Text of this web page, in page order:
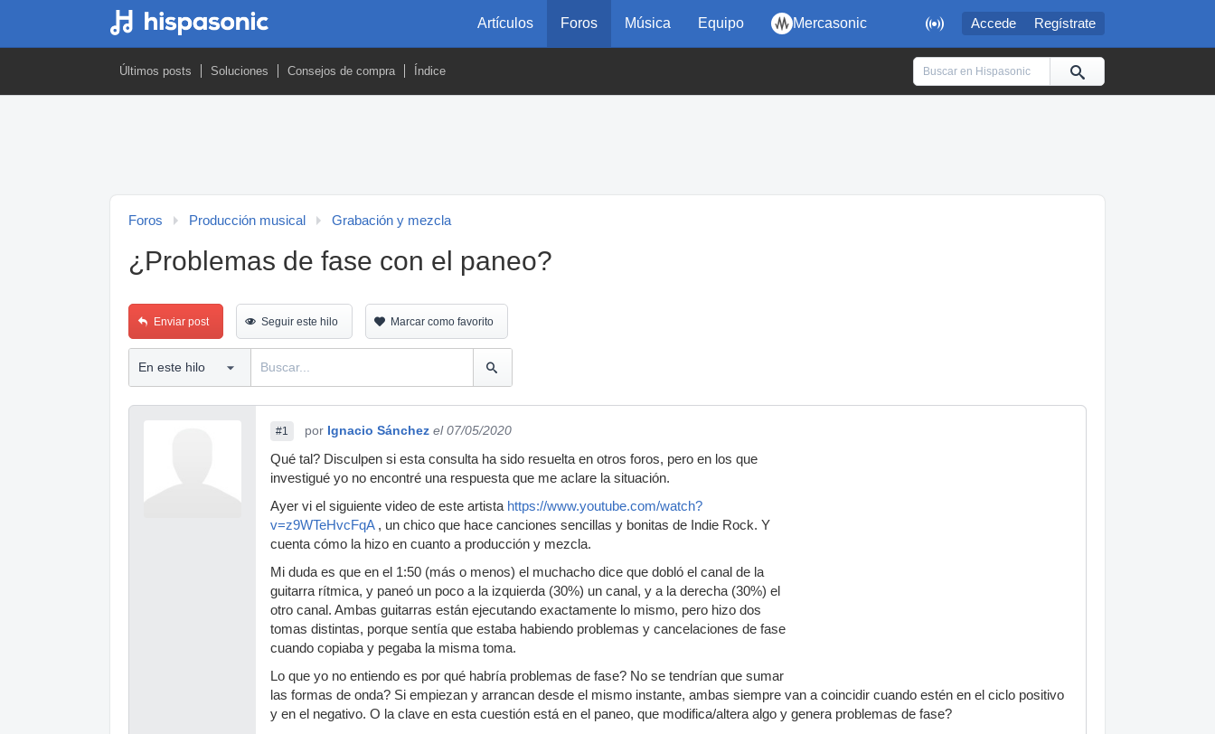
 Accede Regístrate
Artículos Foros Música Equipo Mercasonic
Últimos posts Soluciones Consejos de compra Índice
Foros Producción musical Grabación y mezcla
¿Problemas de fase con el paneo?
Enviar post Seguir este hilo Marcar como favorito
#1 por Ignacio Sánchez el 07/05/2020
Qué tal? Disculpen si esta consulta ha sido resuelta en otros foros, pero en los que
investigué yo no encontré una respuesta que me aclare la situación.
Ayer vi el siguiente video de este artista https://www.youtube.com/watch?
v=z9WTeHvcFqA, un chico que hace canciones sencillas y bonitas de Indie Rock. Y
cuenta cómo la hizo en cuanto a producción y mezcla.
Mi duda es que en el 1:50 (más o menos) el muchacho dice que dobló el canal de la
guitarra rítmica, y paneó un poco a la izquierda (30%) un canal, y a la derecha (30%) el
otro canal. Ambas guitarras están ejecutando exactamente lo mismo, pero hizo dos
tomas distintas, porque sentía que estaba habiendo problemas y cancelaciones de fase
cuando copiaba y pegaba la misma toma.
Lo que yo no entiendo es por qué habría problemas de fase? No se tendrían que sumar
las formas de onda? Si empiezan y arrancan desde el mismo instante, ambas siempre van a coincidir cuando estén en el ciclo positivo
y en el negativo. O la clave en esta cuestión está en el paneo, que modifica/altera algo y genera problemas de fase?